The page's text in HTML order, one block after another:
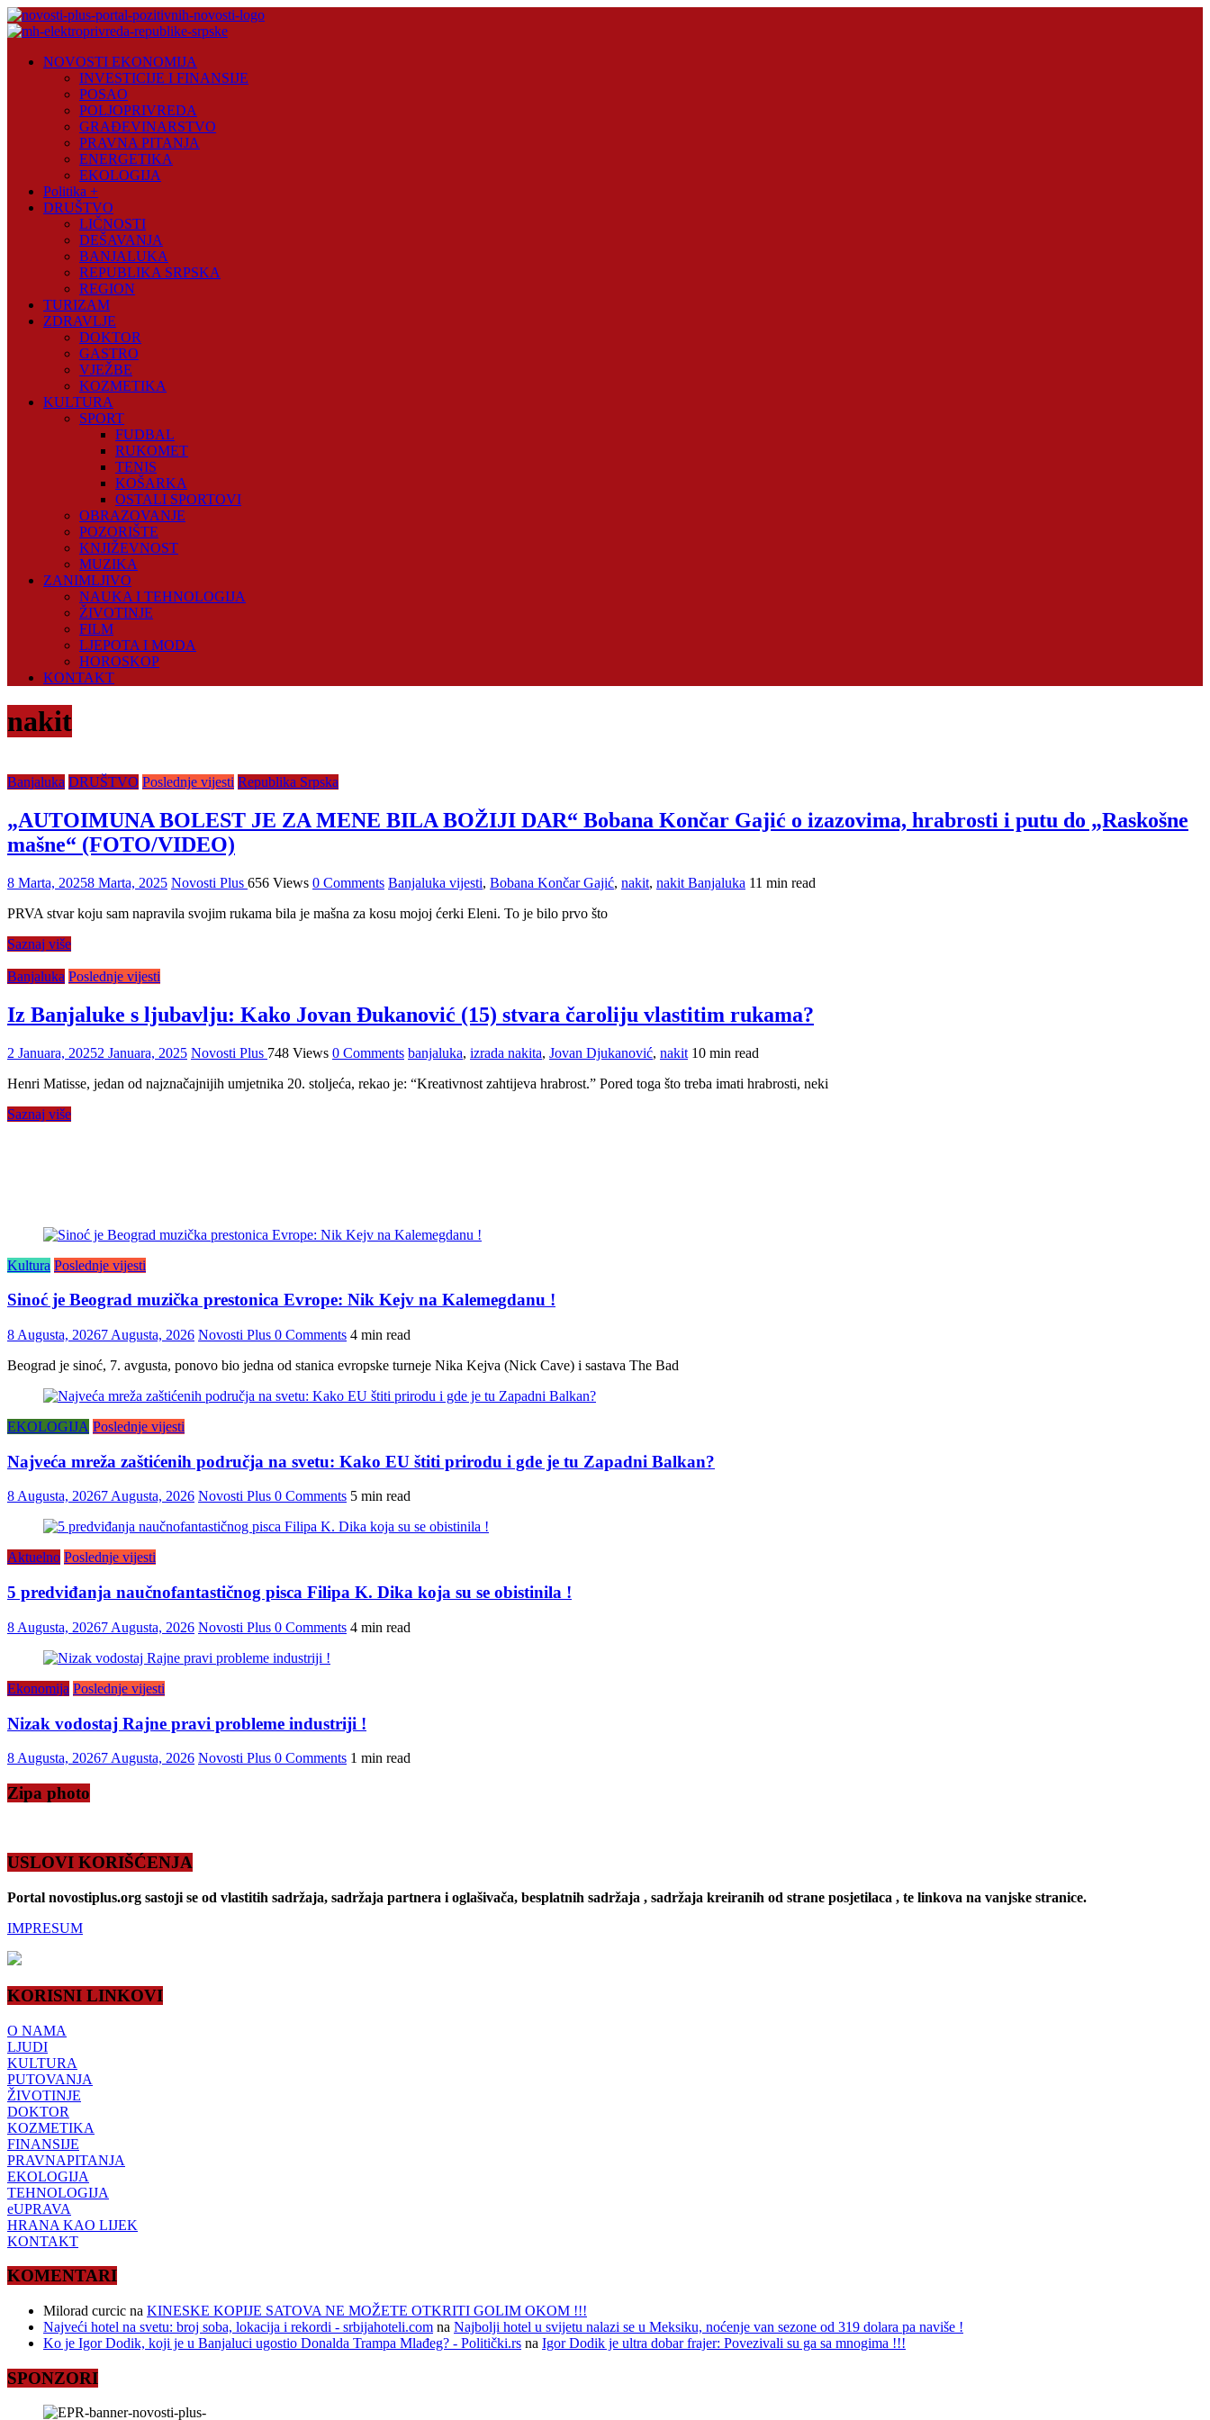
Skip
to
Plus
NOVOSTI EKONOMIJA
INVESTICIJE I FINANSIJE
POSAO
POLJOPRIVREDA
GRAĐEVINARSTVO
PRAVNA PITANJA
ENERGETIKA
EKOLOGIJA
Politika +
DRUŠTVO
LIČNOSTI
DEŠAVANJA
BANJALUKA
REPUBLIKA SRPSKA
REGION
TURIZAM
ZDRAVLJE
DOKTOR
GASTRO
VJEŽBE
KOZMETIKA
KULTURA
SPORT
FUDBAL
RUKOMET
TENIS
KOŠARKA
OSTALI SPORTOVI
OBRAZOVANJE
POZORIŠTE
KNJIŽEVNOST
MUZIKA
ZANIMLJIVO
NAUKA I TEHNOLOGIJA
ŽIVOTINJE
FILM
LJEPOTA I MODA
HOROSKOP
KONTAKT
nakit
Banjaluka DRUŠTVO Poslednje vijesti Republika Srpska
„AUTOIMUNA BOLEST JE ZA MENE BILA BOŽIJI DAR“ Bobana Končar Gajić o izazovima, hrabrosti i putu do „Raskošne
mašne“ (FOTO/VIDEO)
8 Marta, 20258 Marta, 2025 Novosti Plus 656 Views 0 Comments Banjaluka vijesti, Bobana Končar Gajić, nakit, nakit Banjaluka 11 min read
PRVA stvar koju sam napravila svojim rukama bila je mašna za kosu mojoj ćerki Eleni. To je bilo prvo što
Saznaj više
Banjaluka Poslednje vijesti
Iz Banjaluke s ljubavlju: Kako Jovan Đukanović (15) stvara čaroliju vlastitim rukama?
2 Januara, 20252 Januara, 2025 Novosti Plus 748 Views 0 Comments banjaluka, izrada nakita, Jovan Djukanović, nakit 10 min read
Henri Matisse, jedan od najznačajnijih umjetnika 20. stoljeća, rekao je: “Kreativnost zahtijeva hrabrost.” Pored toga što treba imati hrabrosti, neki
Saznaj više
Kultura Poslednje vijesti
Sinoć je Beograd muzička prestonica Evrope: Nik Kejv na Kalemegdanu !
8 Augusta, 20267 Augusta, 2026 Novosti Plus 0 Comments 4 min read
Beograd je sinoć, 7. avgusta, ponovo bio jedna od stanica evropske turneje Nika Kejva (Nick Cave) i sastava The Bad
EKOLOGIJA Poslednje vijesti
Najveća mreža zaštićenih područja na svetu: Kako EU štiti prirodu i gde je tu Zapadni Balkan?
8 Augusta, 20267 Augusta, 2026 Novosti Plus 0 Comments 5 min read
Aktuelno Poslednje vijesti
5 predviđanja naučnofantastičnog pisca Filipa K. Dika koja su se obistinila !
8 Augusta, 20267 Augusta, 2026 Novosti Plus 0 Comments 4 min read
Ekonomija Poslednje vijesti
Nizak vodostaj Rajne pravi probleme industriji !
8 Augusta, 20267 Augusta, 2026 Novosti Plus 0 Comments 1 min read
Zipa photo
USLOVI KORIŠĆENJA
Portal novostiplus.org sastoji se od vlastitih sadržaja, sadržaja partnera i oglašivača, besplatnih sadržaja , sadržaja kreiranih od strane posjetilaca , te linkova na vanjske stranice.
IMPRESUM
KORISNI LINKOVI
O NAMA
LJUDI
KULTURA
PUTOVANJA
ŽIVOTINJE
DOKTOR
KOZMETIKA
FINANSIJE
PRAVNAPITANJA
EKOLOGIJA
TEHNOLOGIJA
eUPRAVA
HRANA KAO LIJEK
KONTAKT
KOMENTARI
Milorad curcic na KINESKE KOPIJE SATOVA NE MOŽETE OTKRITI GOLIM OKOM !!!
Najveći hotel na svetu: broj soba, lokacija i rekordi - srbijahoteli.com na Najbolji hotel u svijetu nalazi se u Meksiku, noćenje van sezone od 319 dolara pa naviše !
Ko je Igor Dodik, koji je u Banjaluci ugostio Donalda Trampa Mlađeg? - Politički.rs na Igor Dodik je ultra dobar frajer: Povezivali su ga sa mnogima !!!
SPONZORI